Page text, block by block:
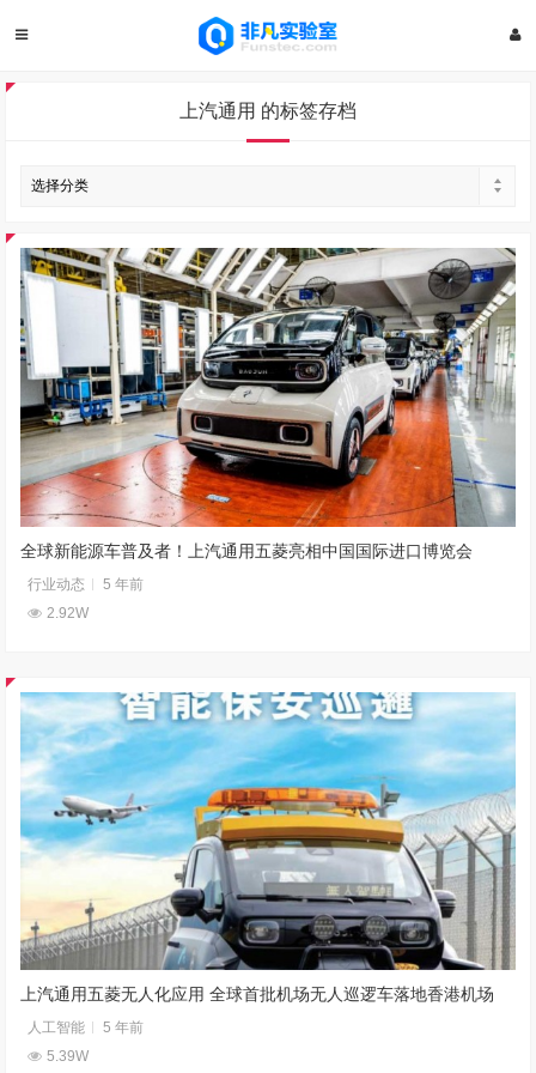
上汽通用 的标签存档
全球新能源车普及者！上汽通用五菱亮相中国国际进口博览会
行业动态
5 年前
2.92W
上汽通用五菱无人化应用 全球首批机场无人巡逻车落地香港机场
人工智能
5 年前
5.39W